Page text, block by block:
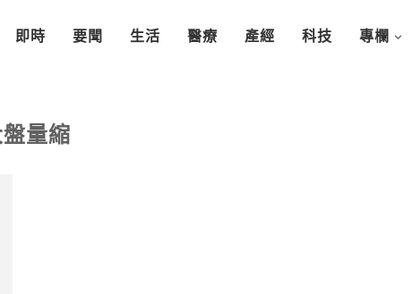
即時 要聞 生活 醫療 產經 科技 專欄
量縮